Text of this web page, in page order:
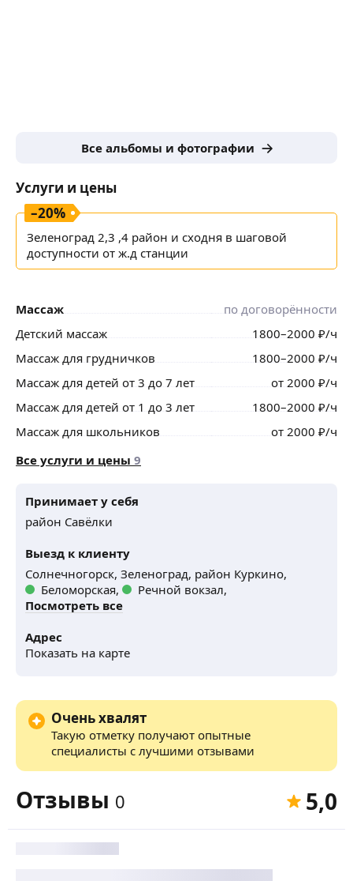
Все альбомы и фотографии
Услуги и цены
–20%
Зеленоград 2,3 ,4 район и сходня в шаговой
доступности от ж.д станции
Массаж
по договорённости
Детский массаж
1800–2000 ₽/ч
Массаж для грудничков
1800–2000 ₽/ч
Массаж для детей от 3 до 7 лет
от 2000 ₽/ч
Массаж для детей от 1 до 3 лет
1800–2000 ₽/ч
Массаж для школьников
от 2000 ₽/ч
Все услуги и цены 9
Принимает у себя
район Савёлки
Выезд к клиенту
Солнечногорск, Зеленоград, район Куркино,
Беломорская,
Речной вокзал,
Посмотреть все
Адрес
Показать на карте
Очень хвалят
Такую отметку получают опытные
специалисты с лучшими отзывами
Отзывы 0 5,0